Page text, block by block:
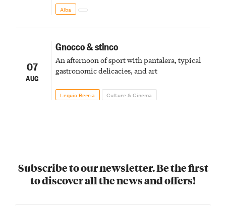
Alba
07
AUG
Gnocco & stinco
An afternoon of sport with pantalera, typical
gastronomic delicacies, and art
Lequio Berria Culture & Cinema
Subscribe to our newsletter. Be the first
to discover all the news and offers!